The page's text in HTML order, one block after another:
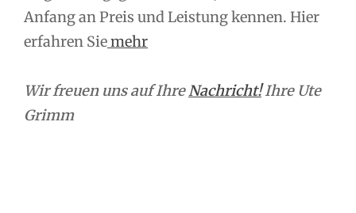
Anfang an Preis und Leistung kennen. Hier
erfahren Siemehr
Wir freuen uns auf IhreNachricht!Ihre Ute
Grimm